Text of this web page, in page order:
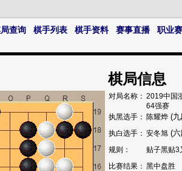
查询 棋手列表 棋手资料 赛事直播 职业
棋局信息
对局名称： 2019中国
64强赛
执黑选手： 陈耀烨 (
执白选手： 安冬旭 (
规则：
贴子黑贴3
比赛结果： 黑中盘胜